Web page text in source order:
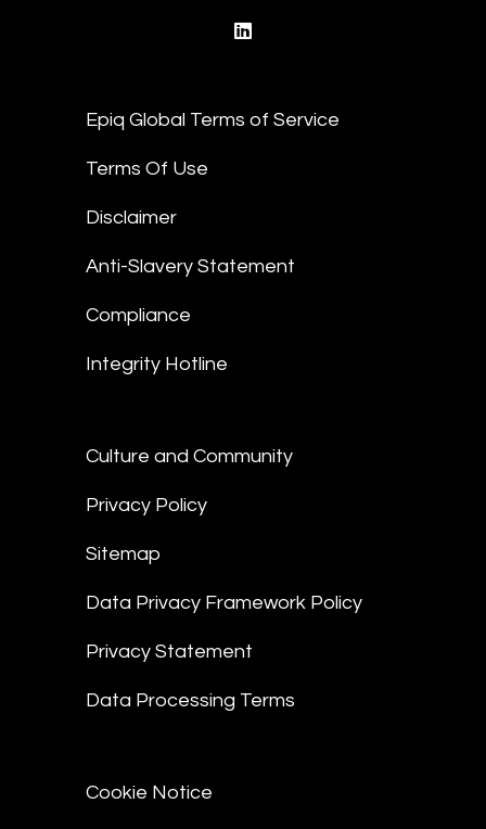
Epiq Global Terms of Service
Terms Of Use
Disclaimer
Anti-Slavery Statement
Compliance
Integrity Hotline
Culture and Community
Privacy Policy
Sitemap
Data Privacy Framework Policy
Privacy Statement
Data Processing Terms
Cookie Notice